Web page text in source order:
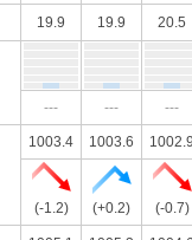
19.9 19.9 20.5
--- --- ---
1003.4 1003.6
(-1.2) (+0.2) (-0.7)